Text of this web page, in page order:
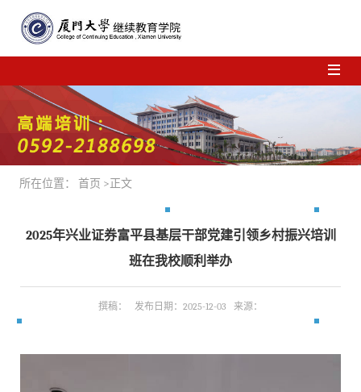
所在位置： 首页 >正文
2025年兴业证券富平县基层干部党建引领乡村振兴培训
班在我校顺利举办
撰稿： 发布日期：2025-12-03 来源：